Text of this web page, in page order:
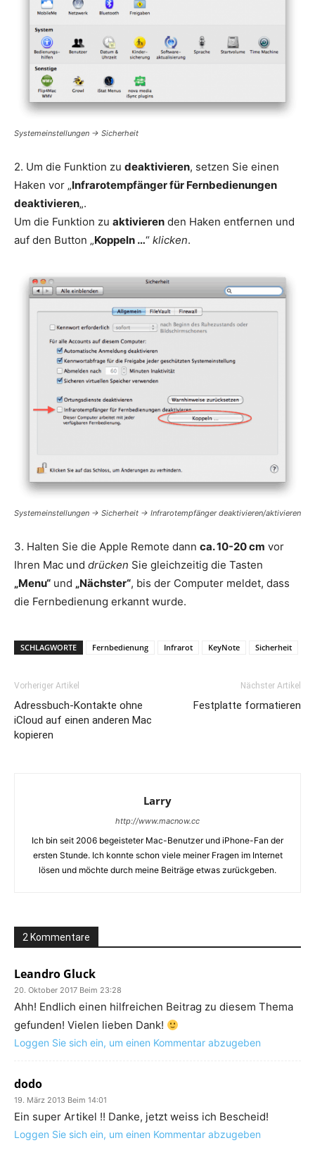
Systemeinstellungen -> Sicherheit
2. Um die Funktion zu deaktivieren, setzen Sie einen
Haken vor „Infrarotempfänger für Fernbedienungen
deaktivieren„.
Um die Funktion zu aktivieren den Haken entfernen und
auf den Button „Koppeln …“ klicken.
Systemeinstellungen -> Sicherheit -> Infrarotempfänger deaktivieren/aktivieren
3. Halten Sie die Apple Remote dann ca. 10-20 cm vor
Ihren Mac und drücken Sie gleichzeitig die Tasten
„Menu“ und „Nächster“, bis der Computer meldet, dass
die Fernbedienung erkannt wurde.
SCHLAGWORTE Fernbedienung Infrarot KeyNote Sicherheit
Vorheriger Artikel
Adressbuch-Kontakte ohne
iCloud auf einen anderen Mac
kopieren
Nächster Artikel
Festplatte formatieren
Larry
http://www.macnow.cc
Ich bin seit 2006 begeisteter Mac-Benutzer und iPhone-Fan der
ersten Stunde. Ich konnte schon viele meiner Fragen im Internet
lösen und möchte durch meine Beiträge etwas zurückgeben.
2 Kommentare
Leandro Gluck
20. Oktober 2017 Beim 23:28
Ahh! Endlich einen hilfreichen Beitrag zu diesem Thema
gefunden! Vielen lieben Dank!
Loggen Sie sich ein, um einen Kommentar abzugeben
dodo
19. März 2013 Beim 14:01
Ein super Artikel !! Danke, jetzt weiss ich Bescheid!
Loggen Sie sich ein, um einen Kommentar abzugeben